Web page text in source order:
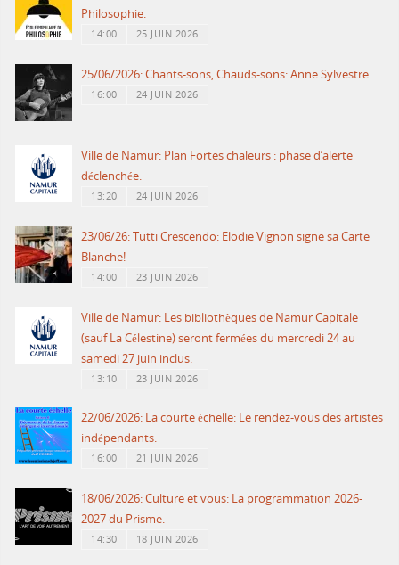
Philosophie.
14:00 25 JUIN 2026
25/06/2026: Chants-sons, Chauds-sons: Anne Sylvestre.
16:00 24 JUIN 2026
Ville de Namur: Plan Fortes chaleurs : phase d’alerte
déclenchée.
13:20 24 JUIN 2026
23/06/26: Tutti Crescendo: Elodie Vignon signe sa Carte
Blanche!
14:00 23 JUIN 2026
Ville de Namur: Les bibliothèques de Namur Capitale
(sauf La Célestine) seront fermées du mercredi 24 au
samedi 27 juin inclus.
13:10 23 JUIN 2026
22/06/2026: La courte échelle: Le rendez-vous des artistes
indépendants.
16:00 21 JUIN 2026
18/06/2026: Culture et vous: La programmation 2026-
2027 du Prisme.
14:30 18 JUIN 2026